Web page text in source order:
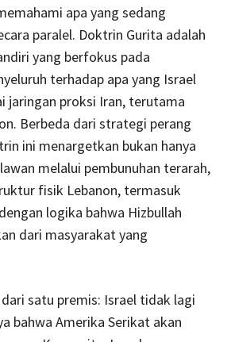
apa yang sedang
paralel. Doktrin Gurita adalah
yang berfokus pada
terhadap apa yang Israel
jaringan proksi Iran, terutama
Berbeda dari strategi perang
ini menargetkan bukan hanya
melalui pembunuhan terarah,
fisik Lebanon, termasuk
logika bahwa Hizbullah
dari masyarakat yang
satu premis: Israel tidak lagi
bahwa Amerika Serikat akan